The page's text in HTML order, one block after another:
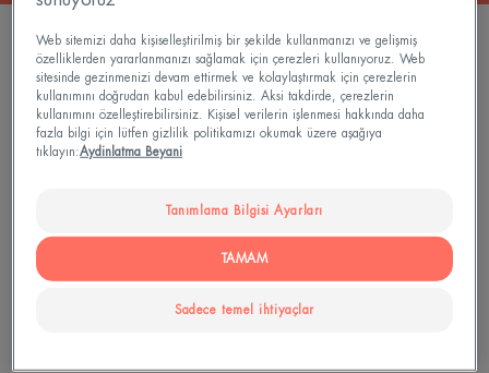
2 sonuçlar "Yüz peelingi"
Gentle
Exfoliating
Gel
Temel Bakım
Web sitemizi daha kişiselleştirilmiş bir şekilde kullanmanızı ve gelişmiş
özelliklerden yararlanmanızı sağlamak için çerezleri kullanıyoruz. Web
sitesinde gezinmenizi devam ettirmek ve kolaylaştırmak için çerezlerin
kullanımını doğrudan kabul edebilirsiniz. Aksi takdirde, çerezlerin
kullanımını özelleştirebilirsiniz. Kişisel verilerin işlenmesi hakkında daha
fazla bilgi için lütfen gizlilik politikamızı okumak üzere aşağıya
tıklayın:Aydinlatma Beyani
Tanımlama Bilgisi Ayarları
Sadece temel ihtiyaçlar
TAMAM